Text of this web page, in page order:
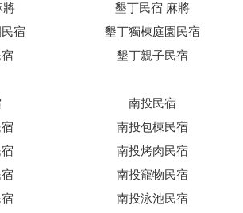
將
宿
墾丁民宿 麻將
墾丁獨棟庭園民宿
墾丁親子民宿
南投民宿
南投包棟民宿
南投烤肉民宿
南投寵物民宿
南投泳池民宿